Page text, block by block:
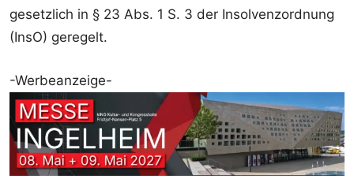
gesetzlich in § 23 Abs. 1 S. 3 der Insolvenzordnung
(InsO) geregelt.
-Werbeanzeige-